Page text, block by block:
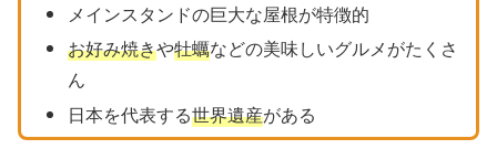
メインスタンドの巨大な屋根が特徴的
お好み焼きや牡蠣などの美味しいグルメがたくさ
ん
日本を代表する世界遺産がある